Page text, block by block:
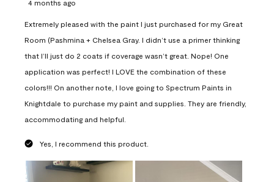
4 months ago
Extremely pleased with the paint I just purchased for my Great
Room (Pashmina + Chelsea Gray. I didn’t use a primer thinking
that I’ll just do 2 coats if coverage wasn’t great. Nope! One
application was perfect! I LOVE the combination of these
colors!!! On another note, I love going to Spectrum Paints in
Knightdale to purchase my paint and supplies. They are friendly,
accommodating and helpful.
Yes, I recommend this product.